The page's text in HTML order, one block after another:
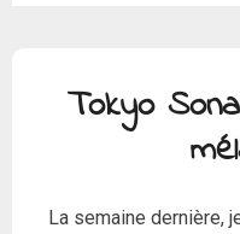
Tokyo
La semaine dernière,